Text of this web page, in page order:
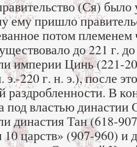
(Ся)
ему пришло
потом
до 221 г.
империи Цинь (221-
э.-220 г. н. э.), после
раздробленности. В
под властью
династия Тан (618-
10 царств» (907-960) и